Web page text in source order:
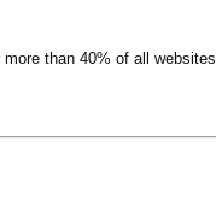
than 40% of all websites